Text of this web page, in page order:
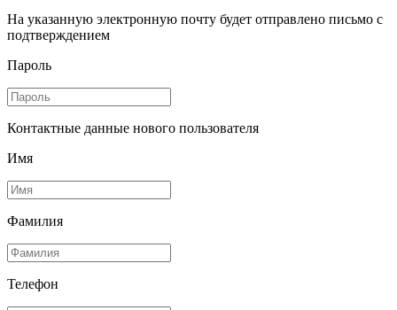
На указанную электронную почту будет отправлено письмо с
подтверждением
Пароль
Контактные данные нового пользователя
Имя
Фамилия
Телефон